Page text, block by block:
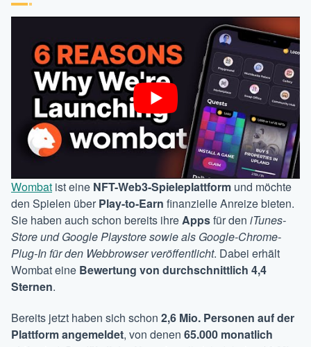
Wombat ist eine NFT-Web3-Spieleplattform und möchte
den Spielen überPlay-to-Earn finanzielle Anreize bieten.
Sie haben auch schon bereits ihreAppsfür den iTunes-
Store und Google Playstore sowie als Google-Chrome-
Plug-In für den Webbrowser veröffentlicht. Dabei erhält
Wombat eine Bewertung von durchschnittlich 4,4
Sternen.
Bereits jetzt haben sich schon 2,6 Mio. Personen auf der
Plattform angemeldet, von denen 65.000 monatlich